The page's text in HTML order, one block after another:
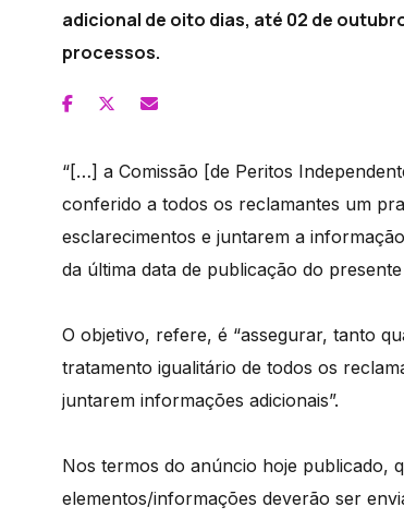
adicional de oito dias, até 02 de
processos.
“[…] a Comissão [de Peritos
conferido a todos os reclamantes um
esclarecimentos e juntarem a
da última data de publicação do
O objetivo, refere, é “assegurar, tanto
tratamento igualitário de todos os
juntarem informações adicionais”.
Nos termos do anúncio hoje publicado,
elementos/informações deverão ser